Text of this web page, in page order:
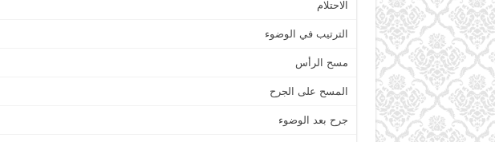
الاحتلام
الترتيب في الوضوء
مسح الرأس
المسح على الجرح
جرح بعد الوضوء